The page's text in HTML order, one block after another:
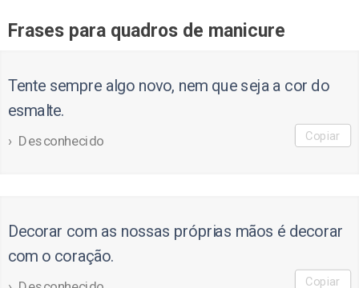
Frases para quadros de manicure
Tente sempre algo novo, nem que seja a cor do
esmalte.
Desconhecido Copiar
Decorar com as nossas próprias mãos é decorar
com o coração.
Copiar